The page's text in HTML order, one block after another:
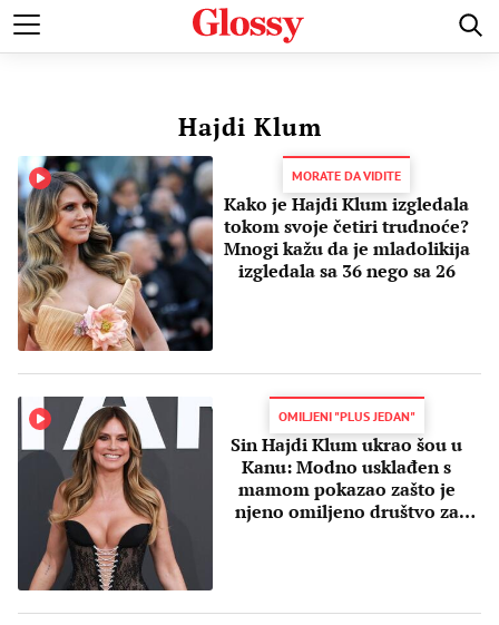
POZNATI MODA I LEPOTA ZDRAVI I SREĆNI LJUBAV
Hajdi Klum
MORATE DA VIDITE
Kako je Hajdi Klum izgledala
tokom svoje četiri trudnoće?
Mnogi kažu da je mladolikija
izgledala sa 36 nego sa 26
OMILJENI "PLUS JEDAN"
Sin Hajdi Klum ukrao šou u
Kanu: Modno usklađen s
mamom pokazao zašto je
njeno omiljeno društvo za